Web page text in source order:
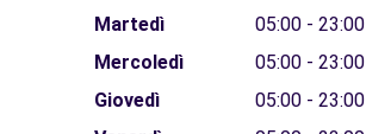
Martedì
05:00 - 23:00
Mercoledì
05:00 - 23:00
Giovedì
05:00 - 23:00